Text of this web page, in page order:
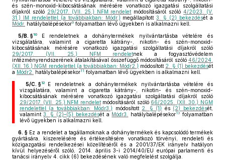
és szén-monoxid-kibocsátásának mérésére vonatkozó igazgatási szolgáltatási
díjakról szóló 29/2017. (VII. 25.) NFM rendelet módosításáról szóló4/2023. (V.
31.) IM rendelettel (a továbbiakban: Módr.) megállapított3. § (2) bekezdését a
Módr. hatálybalépésekor9 folyamatban lévő ügyekben is alkalmazni kell.
5/B. §10
E rendeletnek a dohánytermékek nyilvántartásba vételére és
vizsgálatára, valamint a cigaretta kátrány-, nikotin- és szén-monoxid-
kibocsátásának mérésére vonatkozó igazgatási szolgáltatási díjakról szóló
29/2017. (VII. 25.) NFM rendeletnek a fogyasztóvédelem
intézményrendszerének átalakításával összefüggő módosításáról szóló 46/2024.
(XII. 16.) NGM rendelettel (a továbbiakban: Módr2.) módosított 2. § (1) bekezdését
a Módr2. hatálybalépésekor11 folyamatban lévő ügyekben is alkalmazni kell.
5/C. §12
E rendeletnek a dohánytermékek nyilvántartásba vételére és
vizsgálatára, valamint a cigaretta kátrány-, nikotin- és szén-monoxid-
kibocsátásának mérésére vonatkozó igazgatási szolgáltatási díjakról szóló
29/2017. (VII. 25.) NFM rendeletmódosításáról szóló 66/2025. (XII. 30.) NGM
rendelettel (a továbbiakban: Módr3.) módosított 2. § (1) és (2) bekezdését,
valamint3. § (2)–(5) bekezdését a Módr3. hatálybalépésekor13 folyamatban
lévő ügyekben is alkalmazni kell.
6. § Ez a rendelet a tagállamoknak a dohánytermékek és kapcsolódó termékek
gyártására, kiszerelésére és értékesítésére vonatkozó törvényi, rendeleti és
közigazgatási rendelkezései közelítéséről és a 2001/37/EK irányelv hatályon
kívül helyezéséről szóló, 2014. április 3-i 2014/40/EU európai parlamenti és
tanácsi irányelv 4. cikk (6) bekezdésének való megfelelést szolgálja.